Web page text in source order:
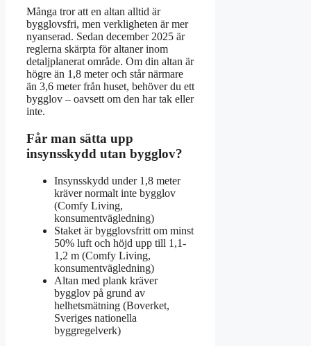
Många tror att en altan alltid är
bygglovsfri, men verkligheten är mer
nyanserad. Sedan december 2025 är
reglerna skärpta för altaner inom
detaljplanerat område. Om din altan är
högre än 1,8 meter och står närmare
än 3,6 meter från huset, behöver du ett
bygglov – oavsett om den har tak eller
inte.
Får man sätta upp
insynsskydd utan bygglov?
Insynsskydd under 1,8 meter
kräver normalt inte bygglov
(Comfy Living,
konsumentvägledning)
Staket är bygglovsfritt om minst
50% luft och höjd upp till 1,1-
1,2 m (Comfy Living,
konsumentvägledning)
Altan med plank kräver
bygglov på grund av
helhetsmätning (Boverket,
Sveriges nationella
byggregelverk)